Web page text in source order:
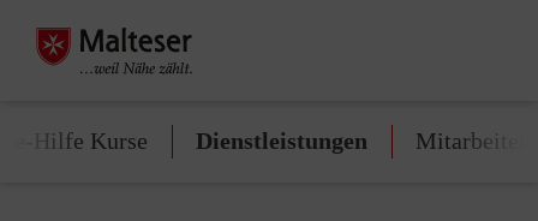
Hilfe Kurse Dienstleistungen Mitarbeiten